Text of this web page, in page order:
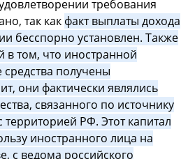
требования
так как факт выплаты дохода
бесспорно установлен. Также
в том, что иностранной
получены
они фактически являлись
связанного по источнику
территорией РФ. Этот капитал
иностранного лица на
с ведома российского